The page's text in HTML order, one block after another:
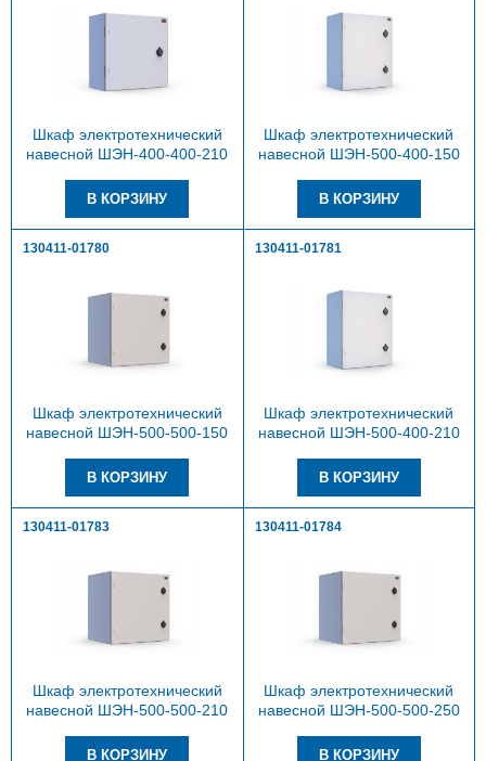
Шкаф электротехнический
навесной ШЭН-400-400-210
Шкаф электротехнический
навесной ШЭН-500-400-150
130411-01780
Шкаф электротехнический
навесной ШЭН-500-500-150
130411-01781
Шкаф электротехнический
навесной ШЭН-500-400-210
130411-01783
Шкаф электротехнический
навесной ШЭН-500-500-210
130411-01784
Шкаф электротехнический
навесной ШЭН-500-500-250